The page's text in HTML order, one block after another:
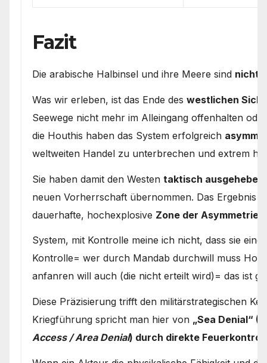
Fazit
Die arabische Halbinsel und ihre Meere sind nicht
Was wir erleben, ist das Ende des westlichen
Seewege nicht mehr im Alleingang offenhalten
die Houthis haben das System erfolgreich
weltweiten Handel zu unterbrechen und extrem
Sie haben damit den Westen taktisch ausgehebelt
neuen Vorherrschaft übernommen. Das Ergebnis
dauerhafte, hochexplosive Zone der Asymmetrie
System, mit Kontrolle meine ich nicht, dass sie
Kontrolle= wer durch Mandab durchwill muss
anfanren will auch (die nicht erteilt wird)= das ist
Diese Präzisierung trifft den militärstrategischen
Kriegführung spricht man hier von „Sea Denial“
Access / Area Denial) durch direkte